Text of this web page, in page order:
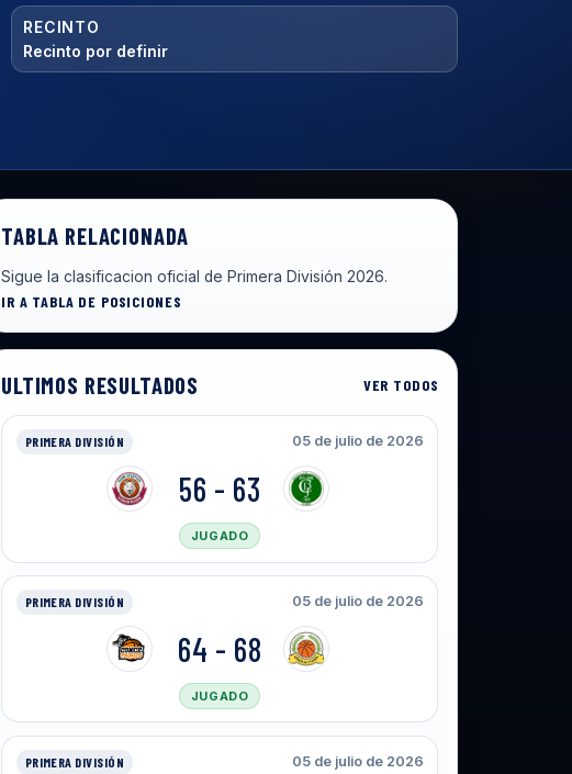
RECINTO
Recinto por definir
TABLA RELACIONADA
Sigue la clasificacion oficial de Primera División 2026.
IR A TABLA DE POSICIONES
ULTIMOS RESULTADOS VER TODOS
PRIMERA DIVISIÓN 05 de julio de 2026
56 - 63
JUGADO
PRIMERA DIVISIÓN 05 de julio de 2026
64 - 68
JUGADO
PRIMERA DIVISIÓN 05 de julio de 2026